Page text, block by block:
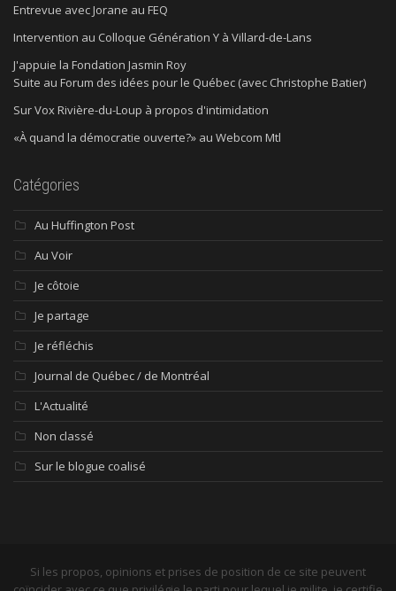
Entrevue avec Jorane au FEQ
Intervention au Colloque Génération Y à Villard-de-Lans
J'appuie la Fondation Jasmin Roy
Suite au Forum des idées pour le Québec (avec Christophe Batier)
Sur Vox Rivière-du-Loup à propos d'intimidation
«À quand la démocratie ouverte?» au Webcom Mtl
Catégories
Au Huffington Post
Au Voir
Je côtoie
Je partage
Je réfléchis
Journal de Québec / de Montréal
L'Actualité
Non classé
Sur le blogue coalisé
Si les propos, opinions et prises de position de ce site peuvent